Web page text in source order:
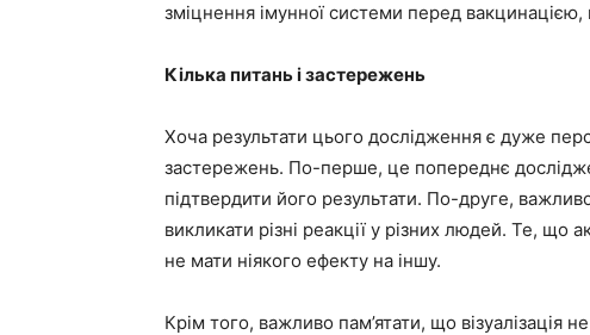
зміцнення імунної системи перед
Кілька питань і застережень
Хоча результати цього дослідження є дуже
застережень. По-перше, це попереднє
підтвердити його результати. По-друге,
викликати різні реакції у різних людей. Те, що
не мати ніякого ефекту на іншу.
Крім того, важливо пам’ятати, що візуалізація